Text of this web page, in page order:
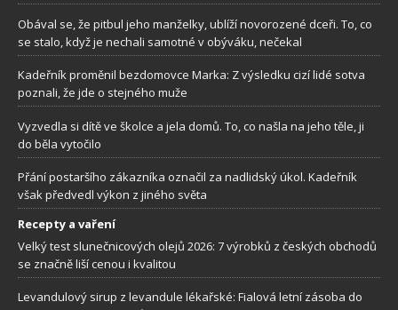
Obával se, že pitbul jeho manželky, ublíží novorozené dceři. To, co
se stalo, když je nechali samotné v obýváku, nečekal
Kadeřník proměnil bezdomovce Marka: Z výsledku cizí lidé sotva
poznali, že jde o stejného muže
Vyzvedla si dítě ve školce a jela domů. To, co našla na jeho těle, ji
do běla vytočilo
Přání postaršího zákazníka označil za nadlidský úkol. Kadeřník
však předvedl výkon z jiného světa
Recepty a vaření
Velký test slunečnicových olejů 2026: 7 výrobků z českých obchodů
se značně liší cenou i kvalitou
Levandulový sirup z levandule lékařské: Fialová letní zásoba do